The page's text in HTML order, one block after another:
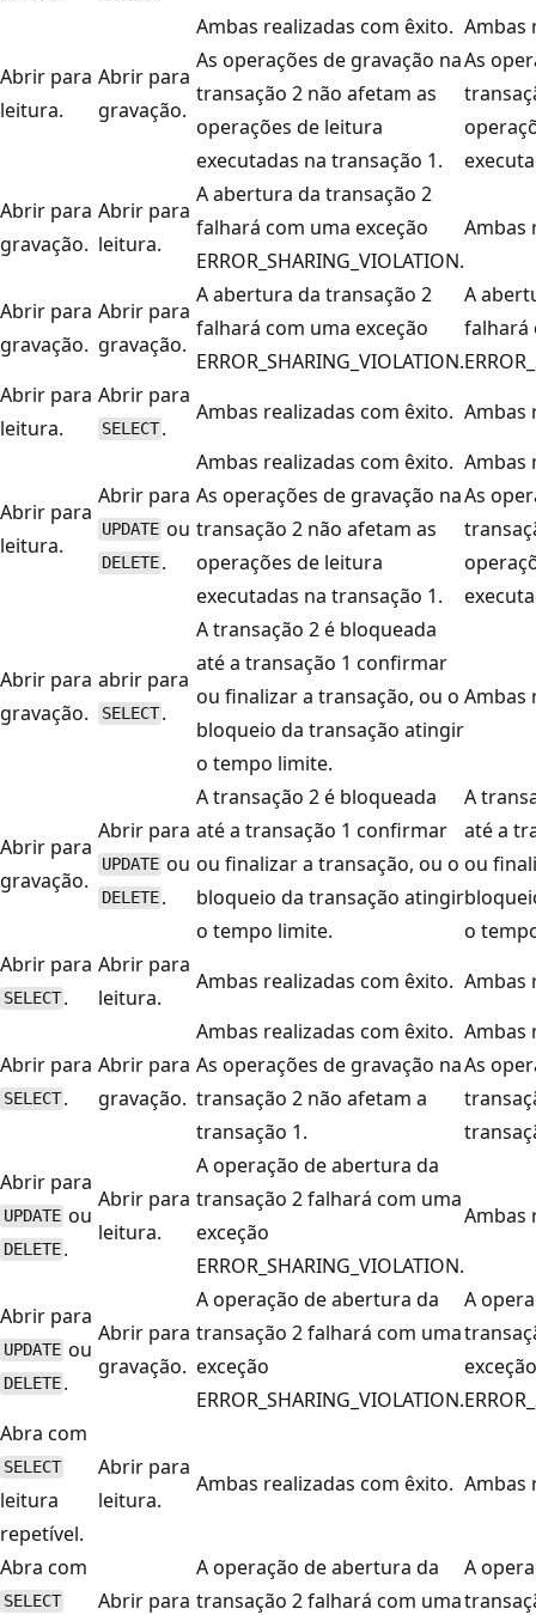
Abrir para
leitura.
Abrir para
gravação.
Ambas realizadas com êxito.
As operações de gravação na
transação 2 não afetam as
operações de leitura
executadas na transação 1.
Ambas
As
Abrir para
gravação.
Abrir para
leitura.
A abertura da transação 2
falhará com uma exceção
ERROR_SHARING_VIOLATION.
Ambas
Abrir para
gravação.
Abrir para
gravação.
A abertura da transação 2
falhará com uma exceção
ERROR_SHARING_VIOLATION.
A
falhará
Abrir para
leitura.
Abrir para
SELECT .
Ambas realizadas com êxito. Ambas
Abrir para
leitura.
Abrir para
UPDATE ou
DELETE .
Ambas realizadas com êxito.
As operações de gravação na
transação 2 não afetam as
operações de leitura
executadas na transação 1.
Ambas
As
Abrir para
gravação.
abrir para
SELECT .
A transação 2 é bloqueada
até a transação 1 confirmar
ou finalizar a transação, ou o
bloqueio da transação atingir
o tempo limite.
Ambas
Abrir para
gravação.
Abrir para
UPDATE ou
DELETE .
A transação 2 é bloqueada
até a transação 1 confirmar
ou finalizar a transação, ou o
bloqueio da transação atingir
o tempo limite.
A
até a
ou
o
Abrir para
SELECT .
Abrir para
leitura.
Ambas realizadas com êxito. Ambas
Abrir para
SELECT .
Abrir para
gravação.
Ambas realizadas com êxito.
As operações de gravação na
transação 2 não afetam a
transação 1.
Ambas
As
Abrir para
UPDATE ou
DELETE .
Abrir para
leitura.
A operação de abertura da
transação 2 falhará com uma
exceção
ERROR_SHARING_VIOLATION.
Ambas
Abrir para
UPDATE ou
DELETE .
Abrir para
gravação.
A operação de abertura da
transação 2 falhará com uma
exceção
ERROR_SHARING_VIOLATION.
A
exceção
Abra com
SELECT
leitura
repetível.
Abrir para
leitura.
Ambas realizadas com êxito. Ambas
Abra com
SELECT
Abrir para
A operação de abertura da
transação 2 falhará com uma
A